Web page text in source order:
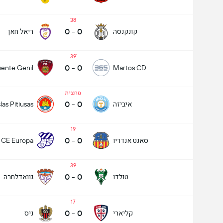
קונקנסה
38
0
-
0 ריאל חאן
Martos CD
39
0
-
0
Genil
איביזה
מחצית
0
-
0
Pitiusas
סאנט אנדריו
19
0
-
0
CE Europa
טולדו
39
0
-
0 גוואדלחרה
קליארי
17
0
-
0 ניס